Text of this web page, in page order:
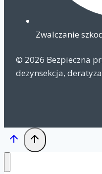
Zwalczanie
© 2026 Bezpieczna
dezynsekcja,